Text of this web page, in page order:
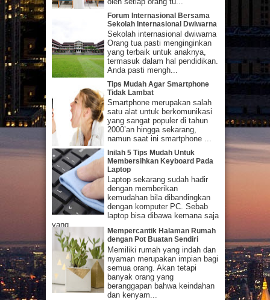
Forum Internasional Bersama
Sekolah Internasional Dwiwarna
Sekolah internasional dwiwarna
Orang tua pasti menginginkan
yang terbaik untuk anaknya,
termasuk dalam hal pendidikan.
Anda pasti mengh...
Tips Mudah Agar Smartphone
Tidak Lambat
Smartphone merupakan salah
satu alat untuk berkomunikasi
yang sangat populer di tahun
2000’an hingga sekarang,
namun saat ini smartphone ...
Inilah 5 Tips Mudah Untuk
Membersihkan Keyboard Pada
Laptop
Laptop sekarang sudah hadir
dengan memberikan
kemudahan bila dibandingkan
dengan komputer PC. Sebab
laptop bisa dibawa kemana saja
yang...
Mempercantik Halaman Rumah
dengan Pot Buatan Sendiri
Memiliki rumah yang indah dan
nyaman merupakan impian bagi
semua orang. Akan tetapi
banyak orang yang
beranggapan bahwa keindahan
dan kenyam...